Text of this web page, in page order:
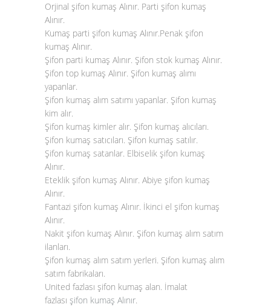
Orjinal şifon kumaş Alınır. Parti şifon kumaş
Alınır.
Kumaş parti şifon kumaş Alınır.Penak şifon
kumaş Alınır.
Şifon parti kumaş Alınır. Şifon stok kumaş Alınır.
Şifon top kumaş Alınır. Şifon kumaş alımı
yapanlar.
Şifon kumaş alım satımı yapanlar. Şifon kumaş
kim alır.
Şifon kumaş kimler alır. Şifon kumaş alıcıları.
Şifon kumaş satıcıları. Şifon kumaş satılır.
Şifon kumaş satanlar. Elbiselik şifon kumaş
Alınır.
Eteklik şifon kumaş Alınır. Abiye şifon kumaş
Alınır.
Fantazi şifon kumaş Alınır. İkinci el şifon kumaş
Alınır.
Nakit şifon kumaş Alınır. Şifon kumaş alım satım
ilanları.
Şifon kumaş alım satım yerleri. Şifon kumaş alım
satım fabrikaları.
United fazlası şifon kumaş alan. İmalat
fazlası şifon kumaş Alınır.